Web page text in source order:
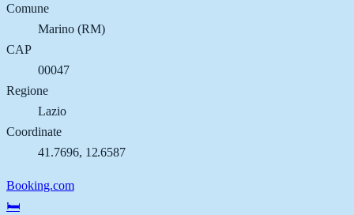
Comune
Marino(RM)
CAP
00047
Regione
Lazio
Coordinate
41.7696, 12.6587
Booking.com
🛏️